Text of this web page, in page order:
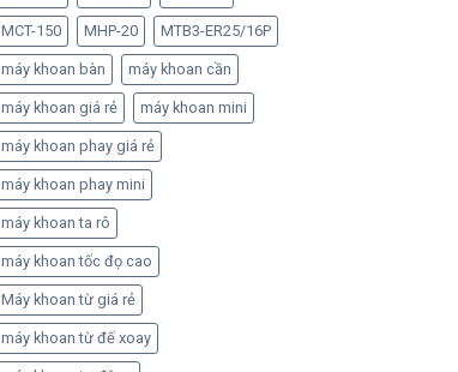
MCT-150 MHP-20 MTB3-ER25/16P
máy khoan bàn máy khoan cần
máy khoan giá rẻ máy khoan mini
máy khoan phay giá rẻ
máy khoan phay mini
máy khoan ta rô
máy khoan tốc đọ cao
Máy khoan từ giá rẻ
máy khoan từ đế xoay